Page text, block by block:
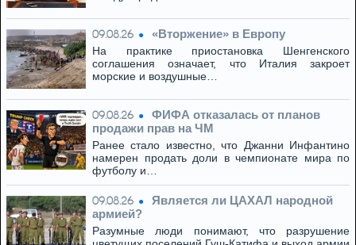
09.08.26 «Вторжение» в Европу
На практике приостановка Шенгенского
соглашения означает, что Италия закроет
морские и воздушные…
09.08.26
ФИФА отказалась от планов
продажи прав на ЧМ
Ранее стало известно, что Джанни Инфантино
намерен продать доли в чемпионате мира по
футболу и…
09.08.26
Является ли ЦАХАЛ народной
армией?
Разумные люди понимают, что разрушение